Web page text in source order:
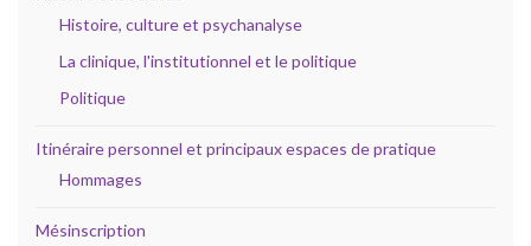
Histoire, culture et psychanalyse
La clinique, l'institutionnel et le politique
Politique
Itinéraire personnel et principaux espaces de pratique
Hommages
Mésinscription